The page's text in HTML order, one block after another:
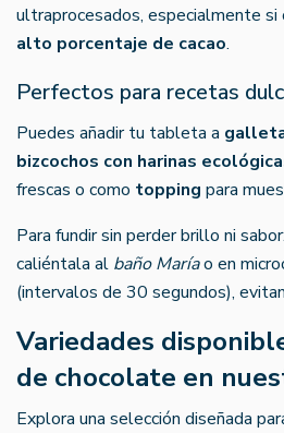
ultraprocesados, especialmente
alto porcentaje de cacao.
Perfectos para recetas
Puedes añadir tu tableta a
bizcochos con harinas
frescas o como topping para
Para fundir sin perder brillo ni
caliéntala al baño Maríao en
(intervalos de 30 segundos),
Variedades
de chocolate en
Explora una selección diseñada